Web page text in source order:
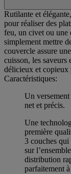
Rutilante et
pour réaliser des
feu, un civet ou une
simplement mettre
couvercle assure
cuisson, les saveurs
délicieux et copieux
Caractéristiques:
Un
net et précis.
Une
première
3 couches
sur
distribution
parfaitement